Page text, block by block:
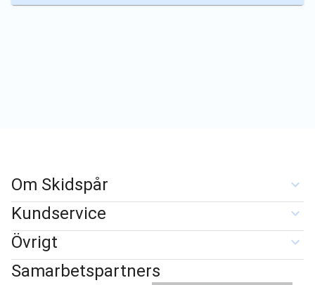
Om Skidspår
Kundservice
Övrigt
Samarbetspartners